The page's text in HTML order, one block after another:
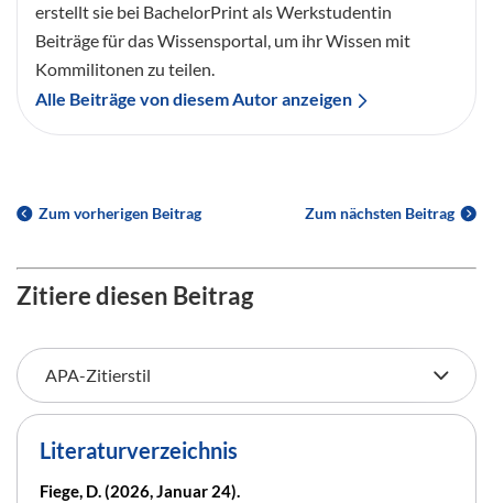
erstellt sie bei BachelorPrint als Werkstudentin
Beiträge für das Wissensportal, um ihr Wissen mit
Kommilitonen zu teilen.
Alle Beiträge von diesem Autor anzeigen
Zum vorherigen Beitrag Zum nächsten Beitrag
Zitiere diesen Beitrag
Literaturverzeichnis
Fiege, D. (2026, Januar 24).